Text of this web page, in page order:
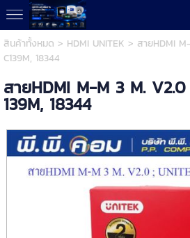
สินค้าทั้งหมด > HDMI UNITEK > สายHDMI
C139M, 18344
สายHDMI M-M 3 M.
139M, 18344